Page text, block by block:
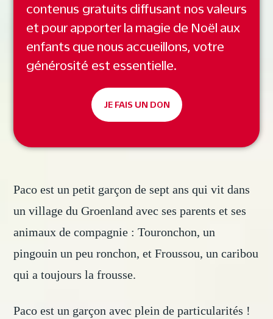
contenus gratuits diffusant nos valeurs
et pour apporter la magie de Noël aux
enfants que nous accueillons, votre
générosité est essentielle.
JE FAIS UN DON
Paco est un petit garçon de sept ans qui vit dans
un village du Groenland avec ses parents et ses
animaux de compagnie : Touronchon, un
pingouin un peu ronchon, et Froussou, un caribou
qui a toujours la frousse.
Paco est un garçon avec plein de particularités !